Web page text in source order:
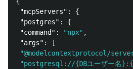
"mcpServers" :
{
"postgres" :
{
"command" : "npx" ,
"args" :
[
"@modelcontextprotocol/
"postgresql://{DBユーザー名